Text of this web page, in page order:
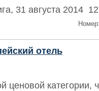
31 августа 2014
отель
ценовой категории,